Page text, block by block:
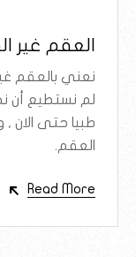
العقم غير
نعني بالعقم
لم نستطيع أن
العقم.
Read More